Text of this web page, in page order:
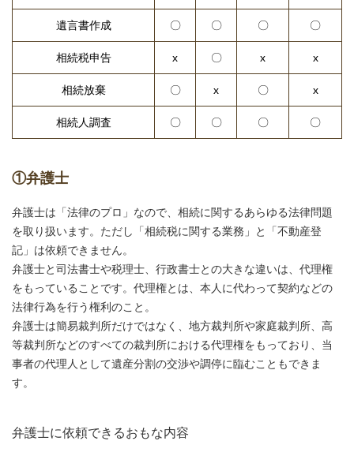
遺言書作成 〇 〇 〇 〇
相続税申告 x 〇 x x
相続放棄 〇 x 〇 x
相続人調査 〇 〇 〇 〇
①弁護士
弁護士は「法律のプロ」なので、相続に関するあらゆる法律問題
を取り扱います。ただし「相続税に関する業務」と「不動産登
記」は依頼できません。
弁護士と司法書士や税理士、行政書士との大きな違いは、代理権
をもっていることです。代理権とは、本人に代わって契約などの
法律行為を行う権利のこと。
弁護士は簡易裁判所だけではなく、地方裁判所や家庭裁判所、高
等裁判所などのすべての裁判所における代理権をもっており、当
事者の代理人として遺産分割の交渉や調停に臨むこともできま
す。
弁護士に依頼できるおもな内容